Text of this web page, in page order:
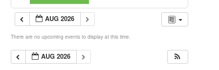
AUG 2026
There are no upcoming events to display at this time.
AUG 2026